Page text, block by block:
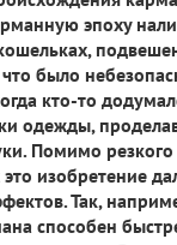
эпоху
было
кто-то
одежды,
Помимо
изобретение
Так,
способен